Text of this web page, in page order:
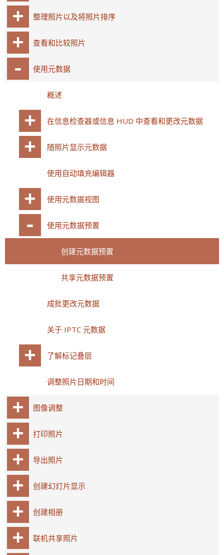
整理照片以及将照片排序
查看和比较照片
使用元数据
概述
在信息检查器或信息 HUD 中查看和更改元数据
随照片显示元数据
使用自动填充编辑器
使用元数据视图
使用元数据预置
创建元数据预置
共享元数据预置
成批更改元数据
关于 IPTC 元数据
了解标记叠层
调整照片日期和时间
图像调整
打印照片
导出照片
创建幻灯片显示
创建相册
联机共享照片